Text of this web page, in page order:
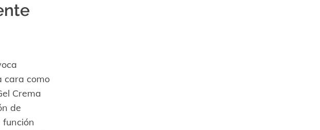
cara como
Crema
de
función